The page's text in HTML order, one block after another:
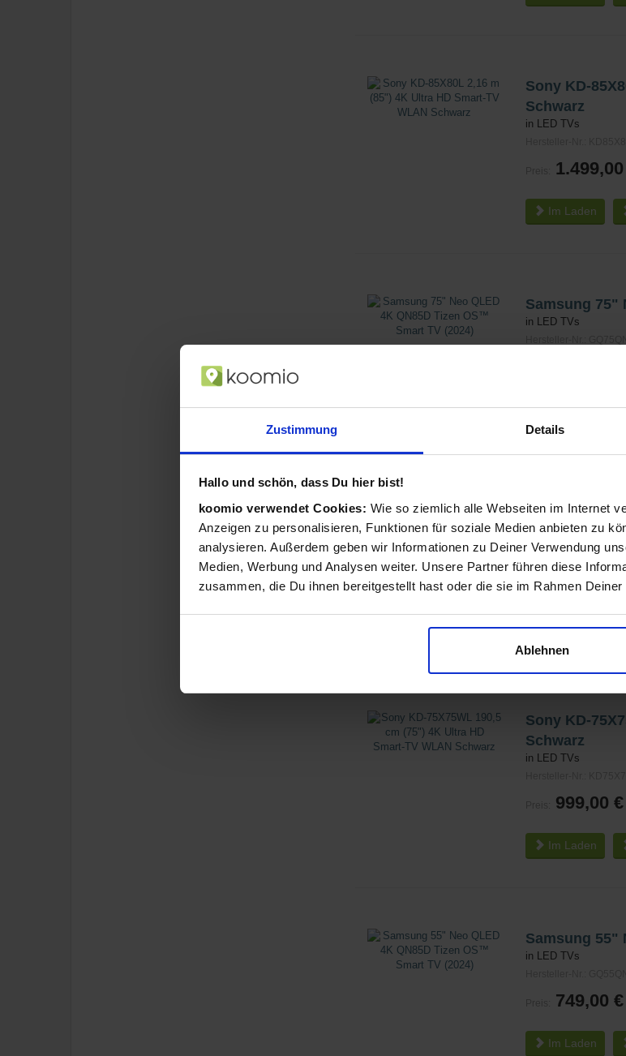
Zustimmung Details
Hallo und schön, dass Du hier bist!
koomio verwendet Cookies: Wie so ziemlich alle Webseiten im Internet
Anzeigen zu personalisieren, Funktionen für soziale Medien anbieten zu
analysieren. Außerdem geben wir Informationen zu Deiner Verwendung
Medien, Werbung und Analysen weiter. Unsere Partner führen diese
zusammen, die Du ihnen bereitgestellt hast oder die sie im Rahmen
Ablehnen
Sony KD-
Schwarz
in LED TVs
Im Laden
Samsung 75"
in LED TVs
Im Laden
Sony KD-
Schwarz
in LED TVs
Preis:549,00 €
Im Laden
Sony KD-
Schwarz
in LED TVs
999,00 €
Im Laden
Samsung 55"
in LED TVs
749,00 €
Im Laden